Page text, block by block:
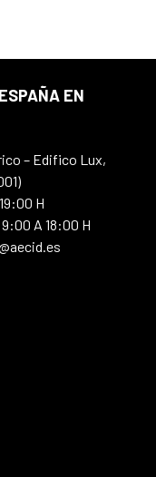
EN
– Edifico Lux,
H
A 18:00 H